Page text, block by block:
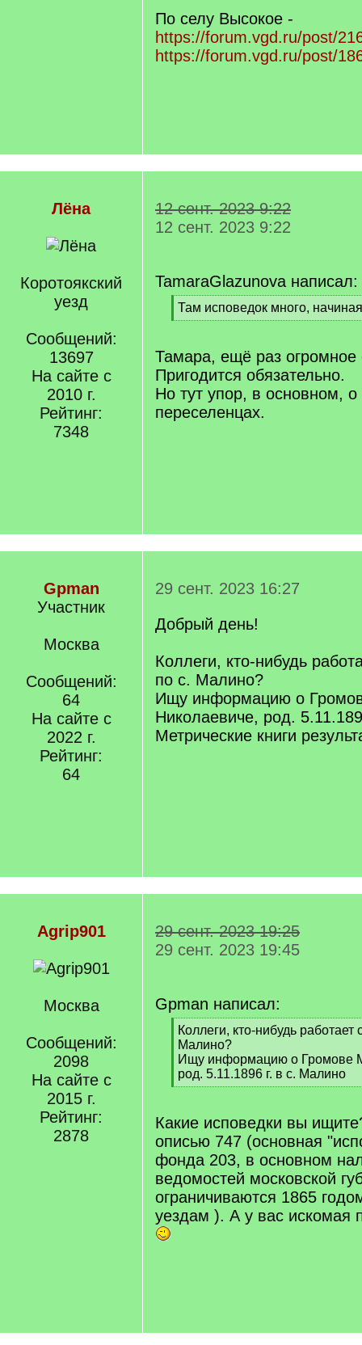
По селу Высокое -
https://forum.vgd.ru/post/
https://forum.vgd.ru/post/
Лёна
Коротоякский
уезд
Сообщений:
13697
На сайте с
2010 г.
Рейтинг:
7348
12 сент. 2023 9:22
12 сент. 2023 9:22
TamaraGlazunova написал:
[
q
Там исповедок много,
[
q
]
Тамара, ещё раз огромное
Пригодится обязательно.
Но тут упор, в основном,
переселенцах.
Gpman
Участник
Москва
Сообщений:
64
На сайте с
2022 г.
Рейтинг:
64
29 сент. 2023 16:27
Добрый день!
Коллеги, кто-нибудь
по с. Малино?
Ищу информацию о
Николаевиче, род.
Метрические книги
Agrip901
Москва
Сообщений:
2098
На сайте с
2015 г.
Рейтинг:
2878
29 сент. 2023 19:25
29 сент. 2023 19:45
Gpman написал:
[
q
]
Коллеги, кто-нибудь
Малино?
Ищу информацию о Громове
род. 5.11.1896 г. в с. Малино
[
q
]
Какие исповедки вы
описью 747 (основная
фонда 203, в основном
ведомостей московской
ограничиваются 1865
уездам ). А у вас искомая